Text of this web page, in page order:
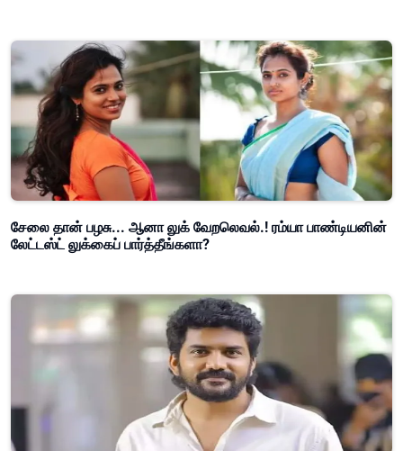
சேலை தான் பழசு... ஆனா லுக் வேறலெவல்.! ரம்யா பாண்டியனின்
லேட்டஸ்ட் லுக்கைப் பார்த்தீங்களா?